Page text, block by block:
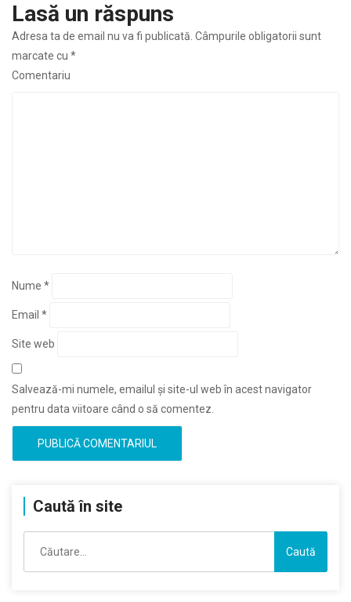
Lasă un răspuns
Adresa ta de email nu va fi publicată. Câmpurile obligatorii sunt
marcate cu *
Comentariu
Nume *
Email *
Site web
Salvează-mi numele, emailul și site-ul web în acest navigator
pentru data viitoare când o să comentez.
Caută în site
după: